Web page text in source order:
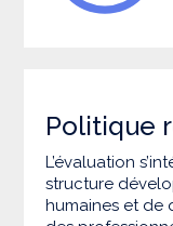
Politique
L’évaluation
structure
humaines et de